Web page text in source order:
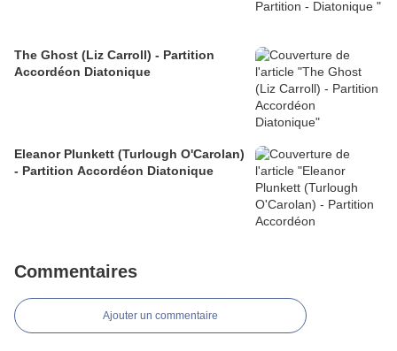
The Ghost (Liz Carroll) - Partition
Accordéon Diatonique
Eleanor Plunkett (Turlough O'Carolan)
- Partition Accordéon Diatonique
Commentaires
Ajouter un commentaire